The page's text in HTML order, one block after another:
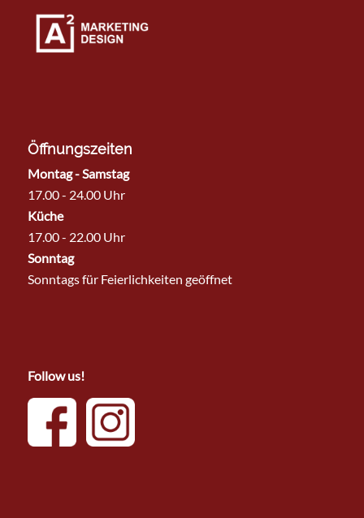
Öffnungszeiten
Montag - Samstag
17.00 - 24.00 Uhr
Küche
17.00 - 22.00 Uhr
Sonntag
Sonntags für Feierlichkeiten geöffnet
Follow us!